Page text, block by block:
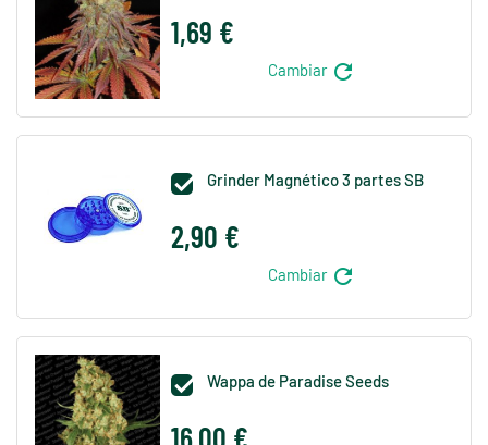
1,69 €
Cambiar refresh
 Grinder Magnético 3 partes SB
2,90 €
Cambiar refresh
 Wappa de Paradise Seeds
16,00 €